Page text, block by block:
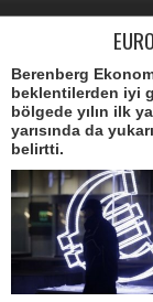
Berenberg
beklentilerden iyi
bölgede yılın ilk
yarısında da
belirtti.